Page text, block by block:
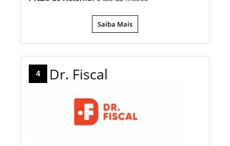
Saiba Mais
4 Dr. Fiscal